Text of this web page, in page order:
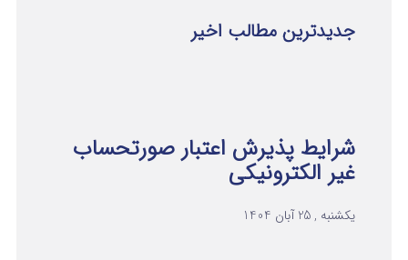
جدیدترین مطالب اخیر
شرایط پذیرش اعتبار صورتحساب
غیر الکترونیکی
یکشنبه , 25 آبان 1404